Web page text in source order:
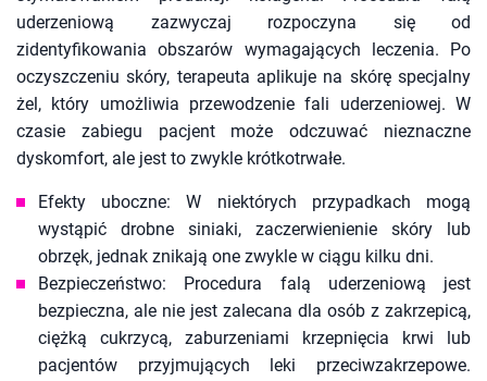
uderzeniową zazwyczaj rozpoczyna się od
zidentyfikowania obszarów wymagających leczenia. Po
oczyszczeniu skóry, terapeuta aplikuje na skórę specjalny
żel, który umożliwia przewodzenie fali uderzeniowej. W
czasie zabiegu pacjent może odczuwać nieznaczne
dyskomfort, ale jest to zwykle krótkotrwałe.
Efekty uboczne: W niektórych przypadkach mogą
wystąpić drobne siniaki, zaczerwienienie skóry lub
obrzęk, jednak znikają one zwykle w ciągu kilku dni.
Bezpieczeństwo: Procedura falą uderzeniową jest
bezpieczna, ale nie jest zalecana dla osób z zakrzepicą,
ciężką cukrzycą, zaburzeniami krzepnięcia krwi lub
pacjentów przyjmujących leki przeciwzakrzepowe.